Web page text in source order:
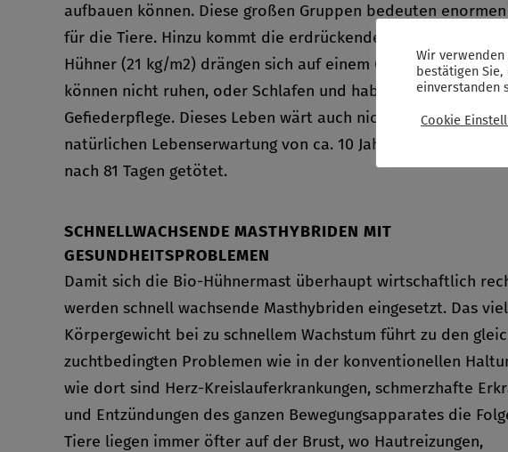
aufbauen können. Diese großen Gruppen bedeuten
für die Tiere. Hinzu kommt die erdrückende Enge im Stall:
Hühner (21 kg/m2) drängen sich auf einem Quadratmeter.
können nicht ruhen, oder Schlafen und haben keinen Platz
Gefiederpflege. Dieses Leben wärt auch nicht lange – bei
natürlichen Lebenserwartung von ca. 10 Jahren werden Bio-
nach 81 Tagen getötet.
SCHNELLWACHSENDE MASTHYBRIDEN MIT
GESUNDHEITSPROBLEMEN
Damit sich die Bio-Hühnermast überhaupt wirtschaftlich
werden schnell wachsende Masthybriden eingesetzt. Das
Körpergewicht bei zu schnellem Wachstum führt zu den
zuchtbedingten Problemen wie in der konventionellen
wie dort sind Herz-Kreislauferkrankungen, schmerzhafte
und Entzündungen des ganzen Bewegungsapparates die
Tiere liegen immer öfter auf der Brust, wo Hautreizungen,
Wir
bestätigen
einverstanden
Cookie